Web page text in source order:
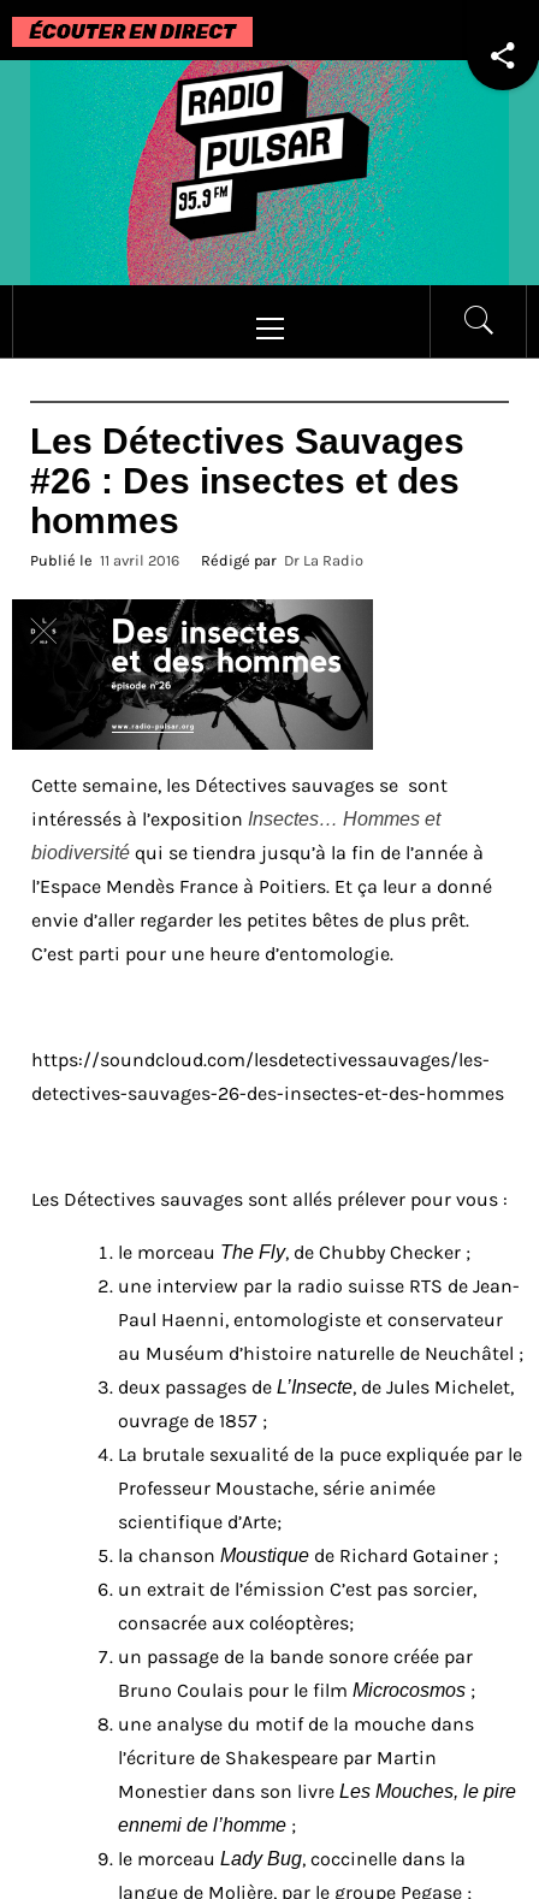
Passer
au
contenu
principal
Les Détectives Sauvages
#26 : Des insectes et des
hommes
Publié le 11 avril 2016 Rédigé par Dr La Radio
Cette semaine, les Détectives sauvages se sont
intéressés à l’exposition Insectes… Hommes et
biodiversité qui se tiendra jusqu’à la fin de l’année à
l’Espace Mendès France à Poitiers. Et ça leur a donné
envie d’aller regarder les petites bêtes de plus prêt.
C’est parti pour une heure d’entomologie.
https://soundcloud.com/lesdetectivessauvages/les-
detectives-sauvages-26-des-insectes-et-des-hommes
Les Détectives sauvages sont allés prélever pour vous :
le morceau The Fly, de Chubby Checker ;
une interview par la radio suisse RTS de Jean-
Paul Haenni, entomologiste et conservateur
au Muséum d’histoire naturelle de Neuchâtel ;
deux passages de L’Insecte, de Jules Michelet,
ouvrage de 1857 ;
La brutale sexualité de la puce expliquée par le
Professeur Moustache, série animée
scientifique d’Arte;
la chanson Moustique de Richard Gotainer ;
un extrait de l’émission C’est pas sorcier,
consacrée aux coléoptères;
un passage de la bande sonore créée par
Bruno Coulais pour le film Microcosmos ;
une analyse du motif de la mouche dans
l’écriture de Shakespeare par Martin
Monestier dans son livre Les Mouches, le pire
ennemi de l’homme ;
le morceau Lady Bug, coccinelle dans la
langue de Molière, par le groupe Pegase ;